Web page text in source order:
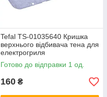
Tefal TS-01035640 Кришка
верхнього відбивача тена для
електрогриля
Готово до відправки 1 од.
160 ₴